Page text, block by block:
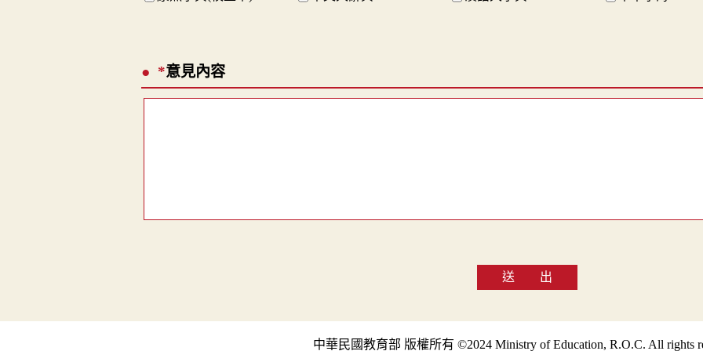
*意見內容
送 出
中華民國教育部 版權所有 ©2024 Ministry of Education, R.O.C. All rights